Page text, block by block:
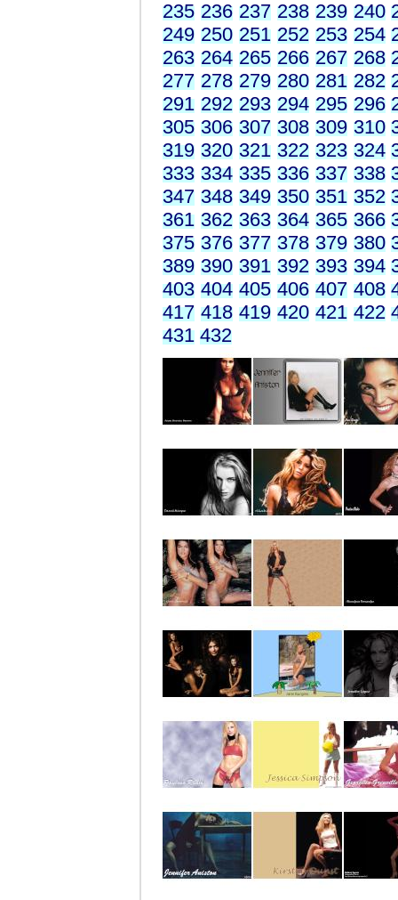
235 236 237 238 239 240
249 250 251 252 253 254
263 264 265 266 267 268
277 278 279 280 281 282
291 292 293 294 295 296
305 306 307 308 309 310
319 320 321 322 323 324
333 334 335 336 337 338
347 348 349 350 351 352
361 362 363 364 365 366
375 376 377 378 379 380
389 390 391 392 393 394
403 404 405 406 407 408
417 418 419 420 421 422
431 432